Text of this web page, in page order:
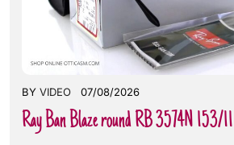
BY VIDEO 07/08/2026
Ray Ban Blaze round RB 3574N 153/11